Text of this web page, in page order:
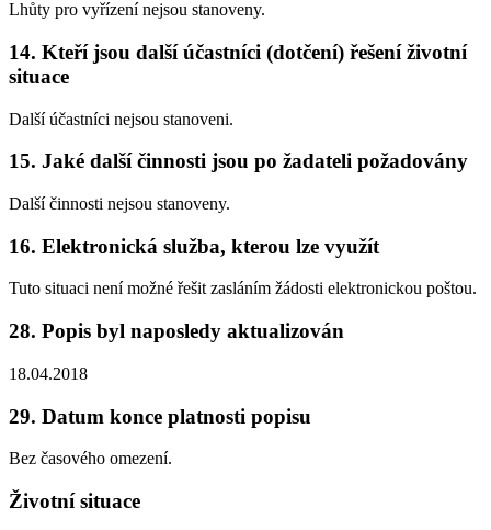
Lhůty pro vyřízení nejsou stanoveny.
14. Kteří jsou další účastníci (dotčení) řešení životní
situace
Další účastníci nejsou stanoveni.
15. Jaké další činnosti jsou po žadateli požadovány
Další činnosti nejsou stanoveny.
16. Elektronická služba, kterou lze využít
Tuto situaci není možné řešit zasláním žádosti elektronickou poštou.
28. Popis byl naposledy aktualizován
18.04.2018
29. Datum konce platnosti popisu
Bez časového omezení.
Životní situace